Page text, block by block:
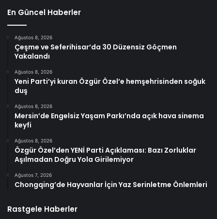
En Güncel Haberler
Ağustos 8, 2026
Çeşme ve Seferihisar’da 30 Düzensiz Göçmen
Yakalandı
Ağustos 8, 2026
Yeni Parti’yi kuran Özgür Özel’e hemşehrisinden soğuk
duş
Ağustos 8, 2026
Mersin’de Engelsiz Yaşam Parkı’nda açık hava sinema
keyfi
Ağustos 8, 2026
Özgür Özel’den YENİ Parti Açıklaması: Bazı Zorluklar
Aşılmadan Doğru Yola Girilemiyor
Ağustos 7, 2026
Chongqing’de Hayvanlar İçin Yaz Serinletme Önlemleri
Rastgele Haberler